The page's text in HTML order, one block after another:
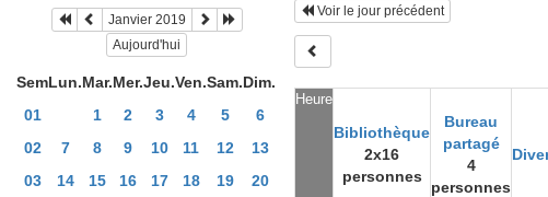
Janvier 2019
Aujourd'hui
SemLun.Mar.Mer.Jeu.Ven.Sam.Dim.
01
1 2 3 4 5
6
02
7 8 9 10 11 12
13
03
14 15 16 17 18 19
20
Heure
Bibliothèque
2x16
personnes
Bureau
partagé
4
personnes
Voir le jour précédent